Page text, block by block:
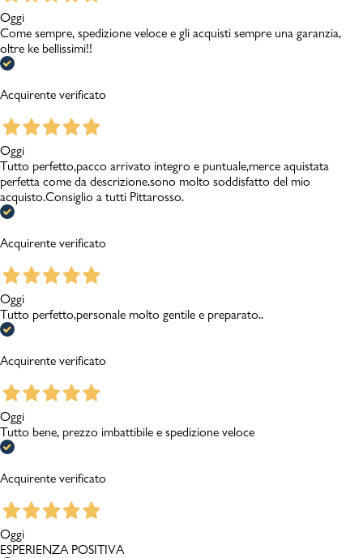
Oggi
Come sempre, spedizione veloce e gli acquisti sempre una garanzia,
oltre ke bellissimi!!
Acquirente verificato
Oggi
Tutto perfetto,pacco arrivato integro e puntuale,merce aquistata
perfetta come da descrizione.sono molto soddisfatto del mio
acquisto.Consiglio a tutti Pittarosso.
Acquirente verificato
Oggi
Tutto perfetto,personale molto gentile e preparato..
Acquirente verificato
Oggi
Tutto bene, prezzo imbattibile e spedizione veloce
Acquirente verificato
Oggi
ESPERIENZA POSITIVA